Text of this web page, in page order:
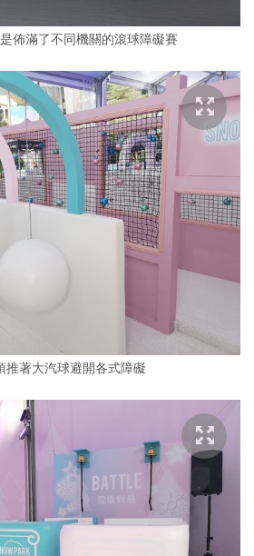
佈滿了不同機關的滾球障礙賽
推著大汽球避開各式障礙